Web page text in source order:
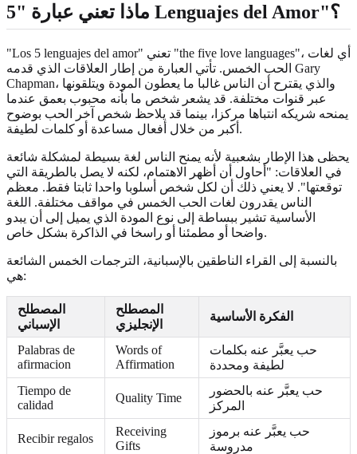
ماذا تعني عبارة "5 Lenguajes del Amor"؟
"Los 5 lenguajes del amor" تعني "the five love languages"، أي لغات
الحب الخمس. تأتي العبارة من إطار العلاقات الذي قدمه Gary
Chapman، والذي يقترح أن الناس غالبا ما يعطون المودة ويتلقونها
عبر قنوات مختلفة. قد يشعر شخص ما بأنه محبوب بعمق عندما
يمنحه شريكه انتباها مركزا، بينما قد يلاحظ شخص آخر الحب بوضوح
أكبر من خلال أفعال مساعدة أو كلمات لطيفة.
يحظى هذا الإطار بشعبية لأنه يمنح الناس لغة بسيطة لمشكلة شائعة
في العلاقات: "أحاول أن أظهر الاهتمام، لكنه لا يصل بالطريقة التي
توقعتها". لا يعني ذلك أن لكل شخص أسلوبا واحدا ثابتا فقط. معظم
الناس يقدرون لغات الحب الخمس في مواقف مختلفة. اللغة
الأساسية تشير ببساطة إلى نوع المودة الذي يميل إلى أن يبدو
واضحا أو مطمئنا أو راسخا في الذاكرة بشكل خاص.
بالنسبة إلى القراء الناطقين بالإسبانية، الترجمات الخمس الشائعة
هي:
المصطلح
الإسباني
المصطلح
الإنجليزي
الفكرة الأساسية
Palabras de
afirmacion
Words of
Affirmation
حب يعبَّر عنه بكلمات
لطيفة ومحددة
Tiempo de
calidad
Quality Time
حب يعبَّر عنه بالحضور
المركز
Recibir regalos
Receiving
Gifts
حب يعبَّر عنه برموز
مدروسة